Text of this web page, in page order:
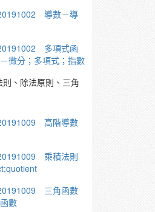
導數－導
多項式函
微分；多項式；指數
、除法原則、三角
高階導數
乘積法則
三角函數
數